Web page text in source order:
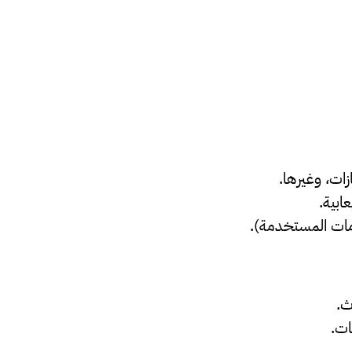
وغيرها.
المستخدمة).